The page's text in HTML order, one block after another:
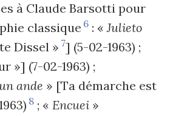
à Claude Barsotti pour
classique 6 : «Julieto
Dissel » 7] (5-02-1963) ;
»] (7-02-1963) ;
ande » [Ta démarche est
8 ; «Encuei »